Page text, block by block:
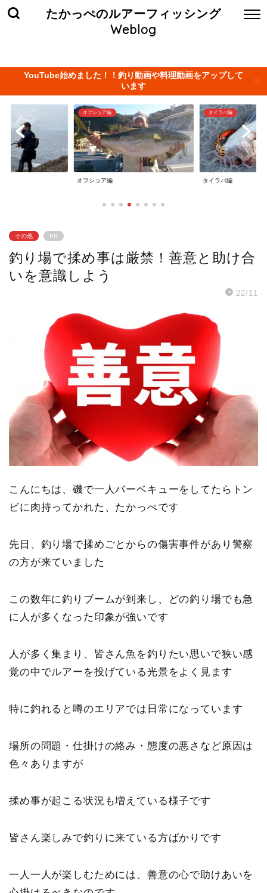
たかっぺのルアーフィッシング
Weblog
YouTube始めました！！釣り動画や料理動画をアップして
います
オフショア編
オフショア編
タイラバ編
タイラバ編
その他 PR
釣り場で揉め事は厳禁！善意と助け合
いを意識しよう
22/11
こんにちは、磯で一人バーベキューをしてたらトン
ビに肉持ってかれた、たかっぺです
先日、釣り場で揉めごとからの傷害事件があり警察
の方が来ていました
この数年に釣りブームが到来し、どの釣り場でも急
に人が多くなった印象が強いです
人が多く集まり、皆さん魚を釣りたい思いで狭い感
覚の中でルアーを投げている光景をよく見ます
特に釣れると噂のエリアでは日常になっています
場所の問題・仕掛けの絡み・態度の悪さなど原因は
色々ありますが
揉め事が起こる状況も増えている様子です
皆さん楽しみで釣りに来ている方ばかりです
一人一人が楽しむためには、善意の心で助けあいを